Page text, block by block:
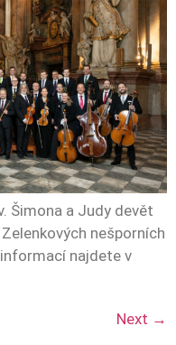
Šimona a Judy devět
nešporních
najdete v
Next →